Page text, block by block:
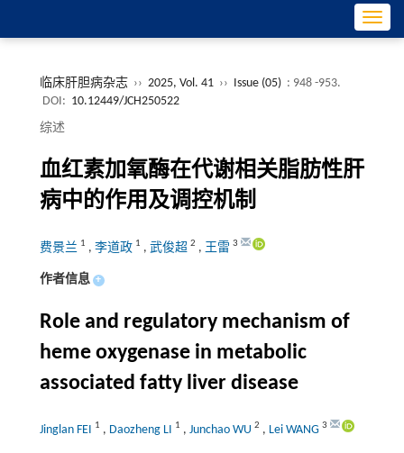
临床肝胆病杂志 ›› 2025, Vol. 41 ›› Issue (05) : 948 -953.
DOI: 10.12449/JCH250522
综述
血红素加氧酶在代谢相关脂肪性肝
病中的作用及调控机制
费景兰 1 , 李道政 1 , 武俊超 2 , 王雷 3
作者信息 +
Role and regulatory mechanism of
heme oxygenase in metabolic
associated fatty liver disease
Jinglan FEI 1 , Daozheng LI 1 , Junchao WU 2 , Lei WANG 3